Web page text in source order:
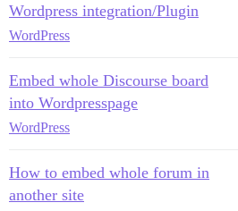
Wordpress integration/Plugin
WordPress
Embed whole Discourse board
into Wordpresspage
WordPress
How to embed whole forum in
another site